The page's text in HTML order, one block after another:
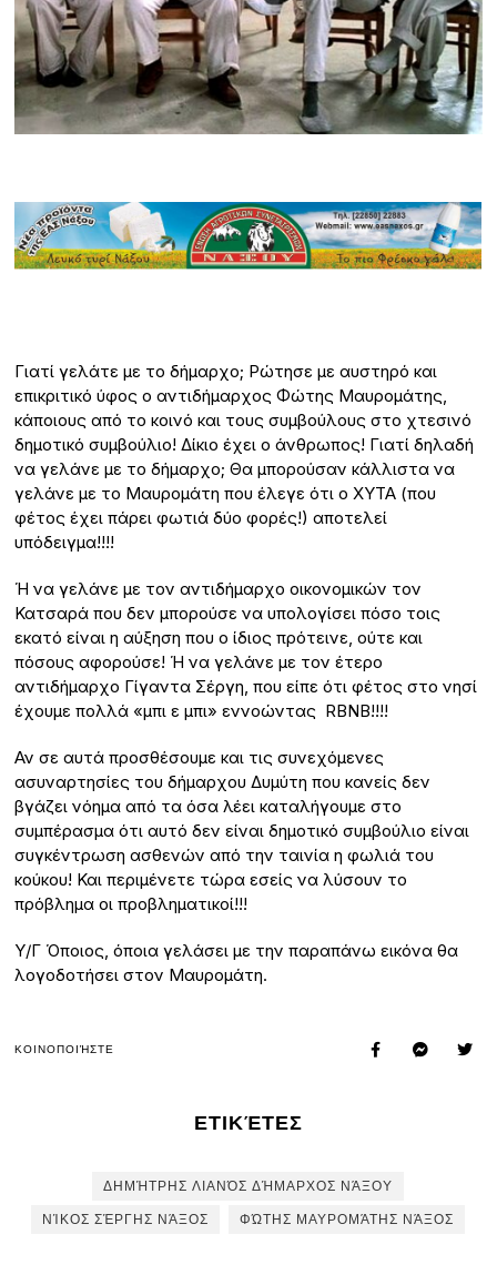
Γιατί γελάτε με το δήμαρχο; Ρώτησε με αυστηρό και
επικριτικό ύφος ο αντιδήμαρχος Φώτης Μαυρομάτης,
κάποιους από το κοινό και τους συμβούλους στο χτεσινό
δημοτικό συμβούλιο! Δίκιο έχει ο άνθρωπος! Γιατί δηλαδή
να γελάνε με το δήμαρχο; Θα μπορούσαν κάλλιστα να
γελάνε με το Μαυρομάτη που έλεγε ότι ο ΧΥΤΑ (που
φέτος έχει πάρει φωτιά δύο φορές!) αποτελεί
υπόδειγμα!!!!
Ή να γελάνε με τον αντιδήμαρχο οικονομικών τον
Κατσαρά που δεν μπορούσε να υπολογίσει πόσο τοις
εκατό είναι η αύξηση που ο ίδιος πρότεινε, ούτε και
πόσους αφορούσε! Ή να γελάνε με τον έτερο
αντιδήμαρχο Γίγαντα Σέργη, που είπε ότι φέτος στο νησί
έχουμε πολλά «μπι ε μπι» εννοώντας RBNB!!!!
Αν σε αυτά προσθέσουμε και τις συνεχόμενες
ασυναρτησίες του δήμαρχου Δυμύτη που κανείς δεν
βγάζει νόημα από τα όσα λέει καταλήγουμε στο
συμπέρασμα ότι αυτό δεν είναι δημοτικό συμβούλιο είναι
συγκέντρωση ασθενών από την ταινία η φωλιά του
κούκου! Και περιμένετε τώρα εσείς να λύσουν το
πρόβλημα οι προβληματικοί!!!
Υ/Γ Όποιος, όποια γελάσει με την παραπάνω εικόνα θα
λογοδοτήσει στον Μαυρομάτη.
ΚΟΙΝΟΠΟΙΉΣΤΕ
ΕΤΙΚΈΤΕΣ
ΔΗΜΉΤΡΗΣ ΛΙΑΝΌΣ ΔΉΜΑΡΧΟΣ ΝΆΞΟΥ
ΝΊΚΟΣ ΣΈΡΓΗΣ ΝΆΞΟΣ
ΦΏΤΗΣ ΜΑΥΡΟΜΆΤΗΣ ΝΆΞΟΣ